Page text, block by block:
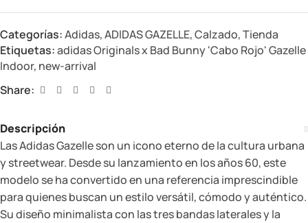
Categorías:Adidas,ADIDAS GAZELLE,Calzado,Tienda
Etiquetas:adidas Originals x Bad Bunny 'Cabo Rojo' Gazelle
Indoor, new-arrival
Share:
Descripción
Las Adidas Gazelle son un icono eterno de la cultura urbana
y streetwear. Desde su lanzamiento en los años 60, este
modelo se ha convertido en una referencia imprescindible
para quienes buscan un estilo versátil, cómodo y auténtico.
Su diseño minimalista con las tres bandas laterales y la